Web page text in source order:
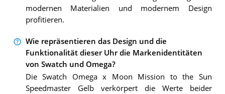
modernen Materialien und modernem Design
profitieren.
Wie repräsentieren das Design und die
Funktionalität dieser Uhr die Markenidentitäten
von Swatch und Omega?
Die Swatch Omega x Moon Mission to the Sun
Speedmaster Gelb verkörpert die Werte beider